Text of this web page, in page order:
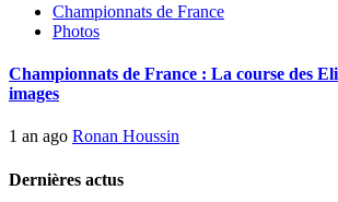
Championnats de France
Photos
Championnats de France : La course des
images
1 an ago Ronan Houssin
Dernières actus